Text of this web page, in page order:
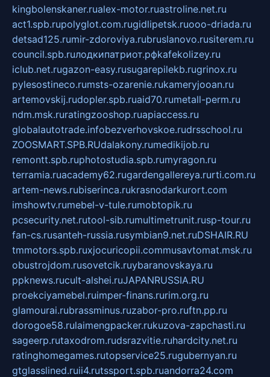
kingbolenskaner.rualex-motor.ruastroline.net.ru
act1.spb.rupolyglot.com.rugidlipetsk.ruooo-driada.ru
detsad125.rumir-zdoroviya.rubruslanovo.rusiterem.ru
council.spb.ruлодкипатриот.рфkafekolizey.ru
iclub.net.rugazon-easy.rusugarepilekb.rugrinox.ru
pylesostineco.rumsts-ozarenie.rukameryjooan.ru
artemovskij.rudopler.spb.ruaid70.rumetall-perm.ru
ndm.msk.ruratingzooshop.ruapiaccess.ru
globalautotrade.infobezverhovskoe.rudrsschool.ru
ZOOSMART.SPB.RUdalakony.rumedikijob.ru
remontt.spb.ruphotostudia.spb.rumyragon.ru
terramia.ruacademy62.rugardengallereya.rurti.com.ru
artem-news.rubiserinca.rukrasnodarkurort.com
imshowtv.rumebel-v-tule.rumobtopik.ru
pcsecurity.net.rutool-sib.rumultimetrunit.rusp-tour.ru
fan-cs.rusanteh-russia.rusymbian9.net.ruDSHAIR.RU
tmmotors.spb.ruxjocuricopii.commusavtomat.msk.ru
obustrojdom.rusovetcik.ruybaranovskaya.ru
ppknews.rucult-alshei.ruJAPANRUSSIA.RU
proekciyamebel.ruimper-finans.rurim.org.ru
glamourai.rubrassminus.ruzabor-pro.ruftn.pp.ru
dorogoe58.rulaimengpacker.rukuzova-zapchasti.ru
sageerp.rutaxodrom.rudsrazvitie.ruhardcity.net.ru
ratinghomegames.rutopservice25.rugubernyan.ru
gtglasslined.ruii4.rutssport.spb.ruandorra24.com